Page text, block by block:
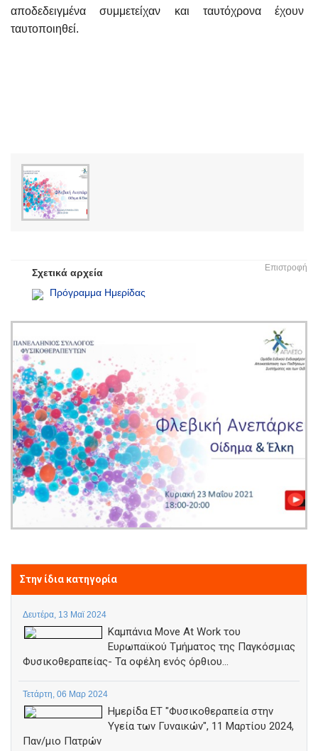
αποδεδειγμένα συμμετείχαν και ταυτόχρονα έχουν
ταυτοποιηθεί.
Επιστροφή
Σχετικά αρχεία
Πρόγραμμα Ημερίδας
Στην ίδια κατηγορία
Δευτέρα, 13 Μαϊ 2024
Καμπάνια Move At Work του
Ευρωπαϊκού Τμήματος της Παγκόσμιας
Φυσικοθεραπείας- Τα οφέλη ενός όρθιου...
Τετάρτη, 06 Μαρ 2024
Ημερίδα ΕΤ "Φυσικοθεραπεία στην
Υγεία των Γυναικών", 11 Μαρτίου 2024,
Παν/μιο Πατρών